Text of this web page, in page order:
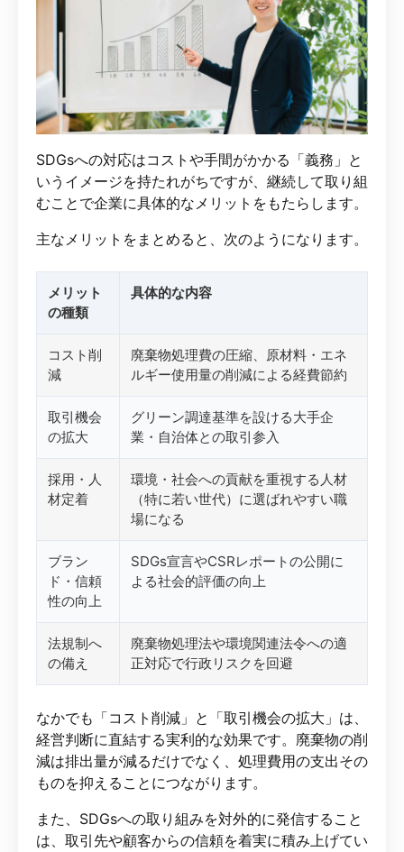
SDGsへの対応はコストや手間がかかる「義務」と
いうイメージを持たれがちですが、継続して取り組
むことで企業に具体的なメリットをもたらします。
主なメリットをまとめると、次のようになります。
メリット
の種類
具体的な内容
コスト削
減
廃棄物処理費の圧縮、原材料・エネ
ルギー使用量の削減による経費節約
取引機会
の拡大
グリーン調達基準を設ける大手企
業・自治体との取引参入
採用・人
材定着
環境・社会への貢献を重視する人材
（特に若い世代）に選ばれやすい職
場になる
ブラン
ド・信頼
性の向上
SDGs宣言やCSRレポートの公開に
よる社会的評価の向上
法規制へ
の備え
廃棄物処理法や環境関連法令への適
正対応で行政リスクを回避
なかでも「コスト削減」と「取引機会の拡大」は、
経営判断に直結する実利的な効果です。廃棄物の削
減は排出量が減るだけでなく、処理費用の支出その
ものを抑えることにつながります。
また、SDGsへの取り組みを対外的に発信すること
は、取引先や顧客からの信頼を着実に積み上げてい